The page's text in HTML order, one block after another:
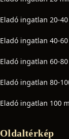
Eladó ingatlan 20-
Eladó ingatlan 40-
Eladó ingatlan 60-
Eladó ingatlan 80-
Eladó ingatlan 100
Oldaltérkép